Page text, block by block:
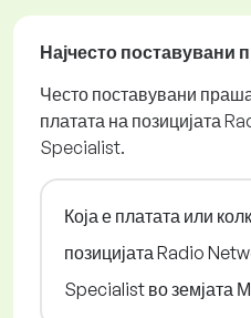
Најчесто поставувани
Често поставувани
платата на позицијата
Specialist.
Која е платата или
позицијата Radio
Specialist во земјата